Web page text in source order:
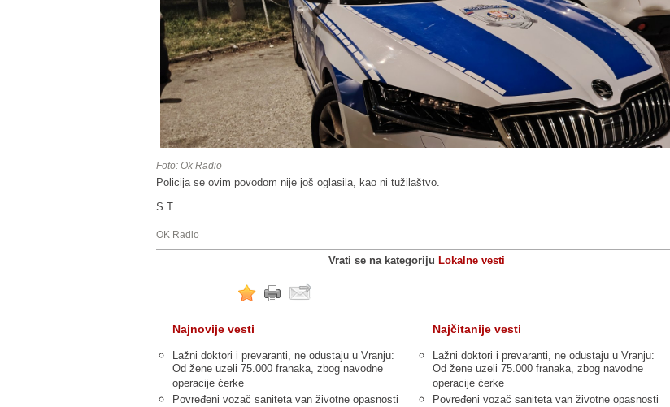
Foto: Ok Radio
Policija se ovim povodom nije još oglasila, kao ni tužilaštvo.
S.T
OK Radio
Vrati se na kategoriju Lokalne vesti
Najnovije vesti
Lažni doktori i prevaranti, ne odustaju u Vranju:
Od žene uzeli 75.000 franaka, zbog navodne
operacije ćerke
Povređeni vozač saniteta van životne opasnosti
Najčitanije vesti
Lažni doktori i prevaranti, ne odustaju u Vranju:
Od žene uzeli 75.000 franaka, zbog navodne
operacije ćerke
Povređeni vozač saniteta van životne opasnosti